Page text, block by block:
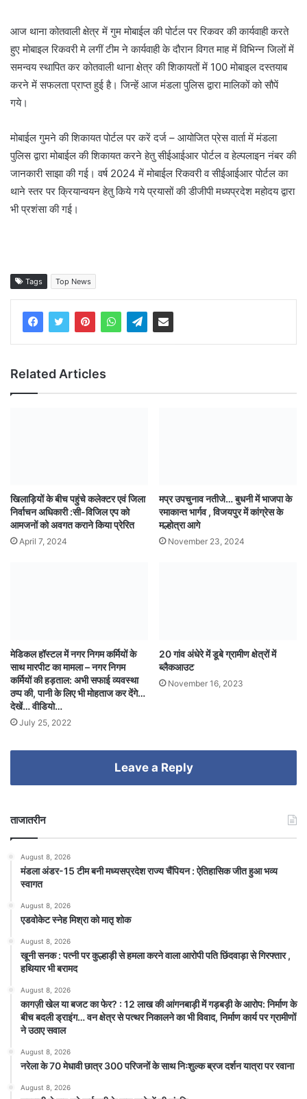
आज थाना कोतवाली क्षेत्र में गुम मोबाईल की पोर्टल पर रिकवर की कार्यवाही करते
हुए मोबाइल रिकवरी मे लगीं टीम ने कार्यवाही के दौरान विगत माह में विभिन्न जिलों में
समन्वय स्थापित कर कोतवाली थाना क्षेत्र की शिकायतों में 100 मोबाइल दस्तयाब
करने में सफलता प्राप्त हुई है। जिन्हें आज मंडला पुलिस द्वारा मालिकों को सौपें
गये।
मोबाईल गुमने की शिकायत पोर्टल पर करें दर्ज – आयोजित प्रेस वार्ता में मंडला
पुलिस द्वारा मोबाईल की शिकायत करने हेतु सीईआईआर पोर्टल व हेल्पलाइन नंबर की
जानकारी साझा की गई। वर्ष 2024 में मोबाईल रिकवरी व सीईआईआर पोर्टल का
थाने स्तर पर क्रियान्वयन हेतु किये गये प्रयासों की डीजीपी मध्यप्रदेश महोदय द्वारा
भी प्रशंसा की गई।
Tags Top News
Related Articles
खिला‍ड़ियों के बीच पहुंचे कलेक्टर एवं जिला
निर्वाचन अधिकारी :सी-विजिल एप को
आमजनों को अवगत कराने किया प्रेरित
April 7, 2024
मप्र उपचुनाव नतीजे… बुधनी में भाजपा के
रमाकान्त भार्गव , विजयपुर में कांग्रेस के
मल्होत्रा आगे
November 23, 2024
मेडिकल हॉस्टल में नगर निगम कर्मियों के
साथ मारपीट का मामला – नगर निगम
कर्मियों की हड़ताल: अभी सफाई व्यवस्था
ठप्प की, पानी के लिए भी मोहताज कर देंगे…
देखें… वीडियो…
July 25, 2022
20 गांव अंधेरे में डूबे ग्रामीण क्षेत्रों में
ब्लैकआउट
November 16, 2023
Leave a Reply
ताजातरीन
August 8, 2026
मंडला अंडर-15 टीम बनी मध्यसप्रदेश राज्य चैंपियन : ऐतिहासिक जीत हुआ भव्य
स्वागत
August 8, 2026
एडवोकेट स्नेह मिश्रा को मातृ शोक
August 8, 2026
खूनी सनक : पत्नी पर कुल्हाड़ी से हमला करने वाला आरोपी पति छिंदवाड़ा से गिरफ्तार ,
हथियार भी बरामद
August 8, 2026
कागज़ी खेल या बजट का फेर? : 12 लाख की आंगनबाड़ी में गड़बड़ी के आरोप: निर्माण के
बीच बदली ड्राइंग… वन क्षेत्र से पत्थर निकालने का भी विवाद, निर्माण कार्य पर ग्रामीणों
ने उठाए सवाल
August 8, 2026
नरेला के 70 मेधावी छात्र 300 परिजनों के साथ निःशुल्क ब्रज दर्शन यात्रा पर रवाना
August 8, 2026